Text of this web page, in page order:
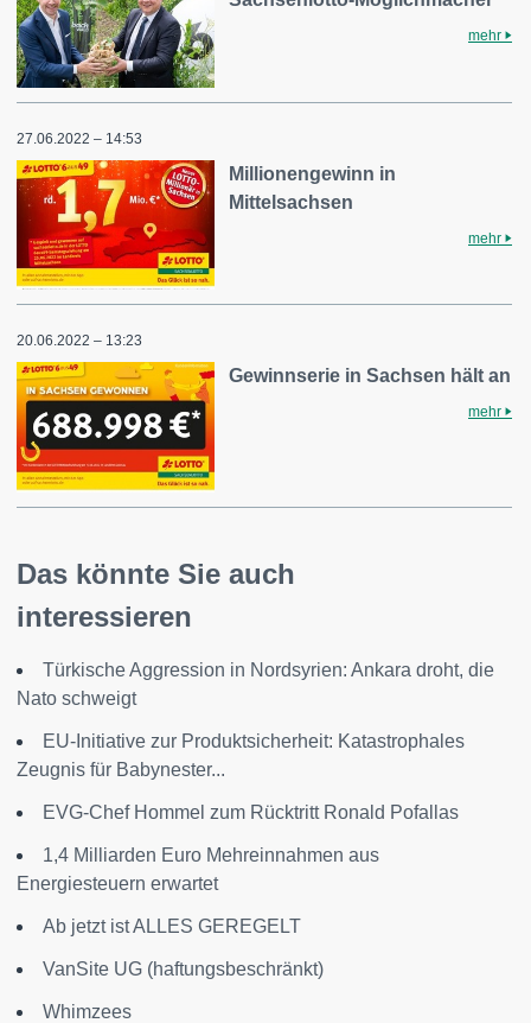
mehr
27.06.2022 – 14:53
Millionengewinn in
Mittelsachsen
mehr
20.06.2022 – 13:23
Gewinnserie in Sachsen hält an
mehr
Das könnte Sie auch
interessieren
Türkische Aggression in Nordsyrien: Ankara droht, die
Nato schweigt
EU-Initiative zur Produktsicherheit: Katastrophales
Zeugnis für Babynester...
EVG-Chef Hommel zum Rücktritt Ronald Pofallas
1,4 Milliarden Euro Mehreinnahmen aus
Energiesteuern erwartet
Ab jetzt ist ALLES GEREGELT
VanSite UG (haftungsbeschränkt)
Whimzees